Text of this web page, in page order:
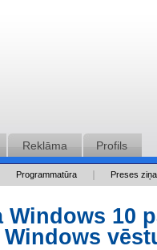
Reklāma Profils
Programmatūra Preses
10